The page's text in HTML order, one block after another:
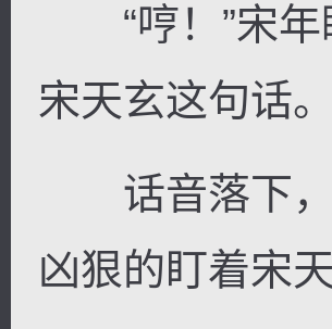
“哼！”宋年
宋天玄这句话。
话音落下，
凶狠的盯着宋